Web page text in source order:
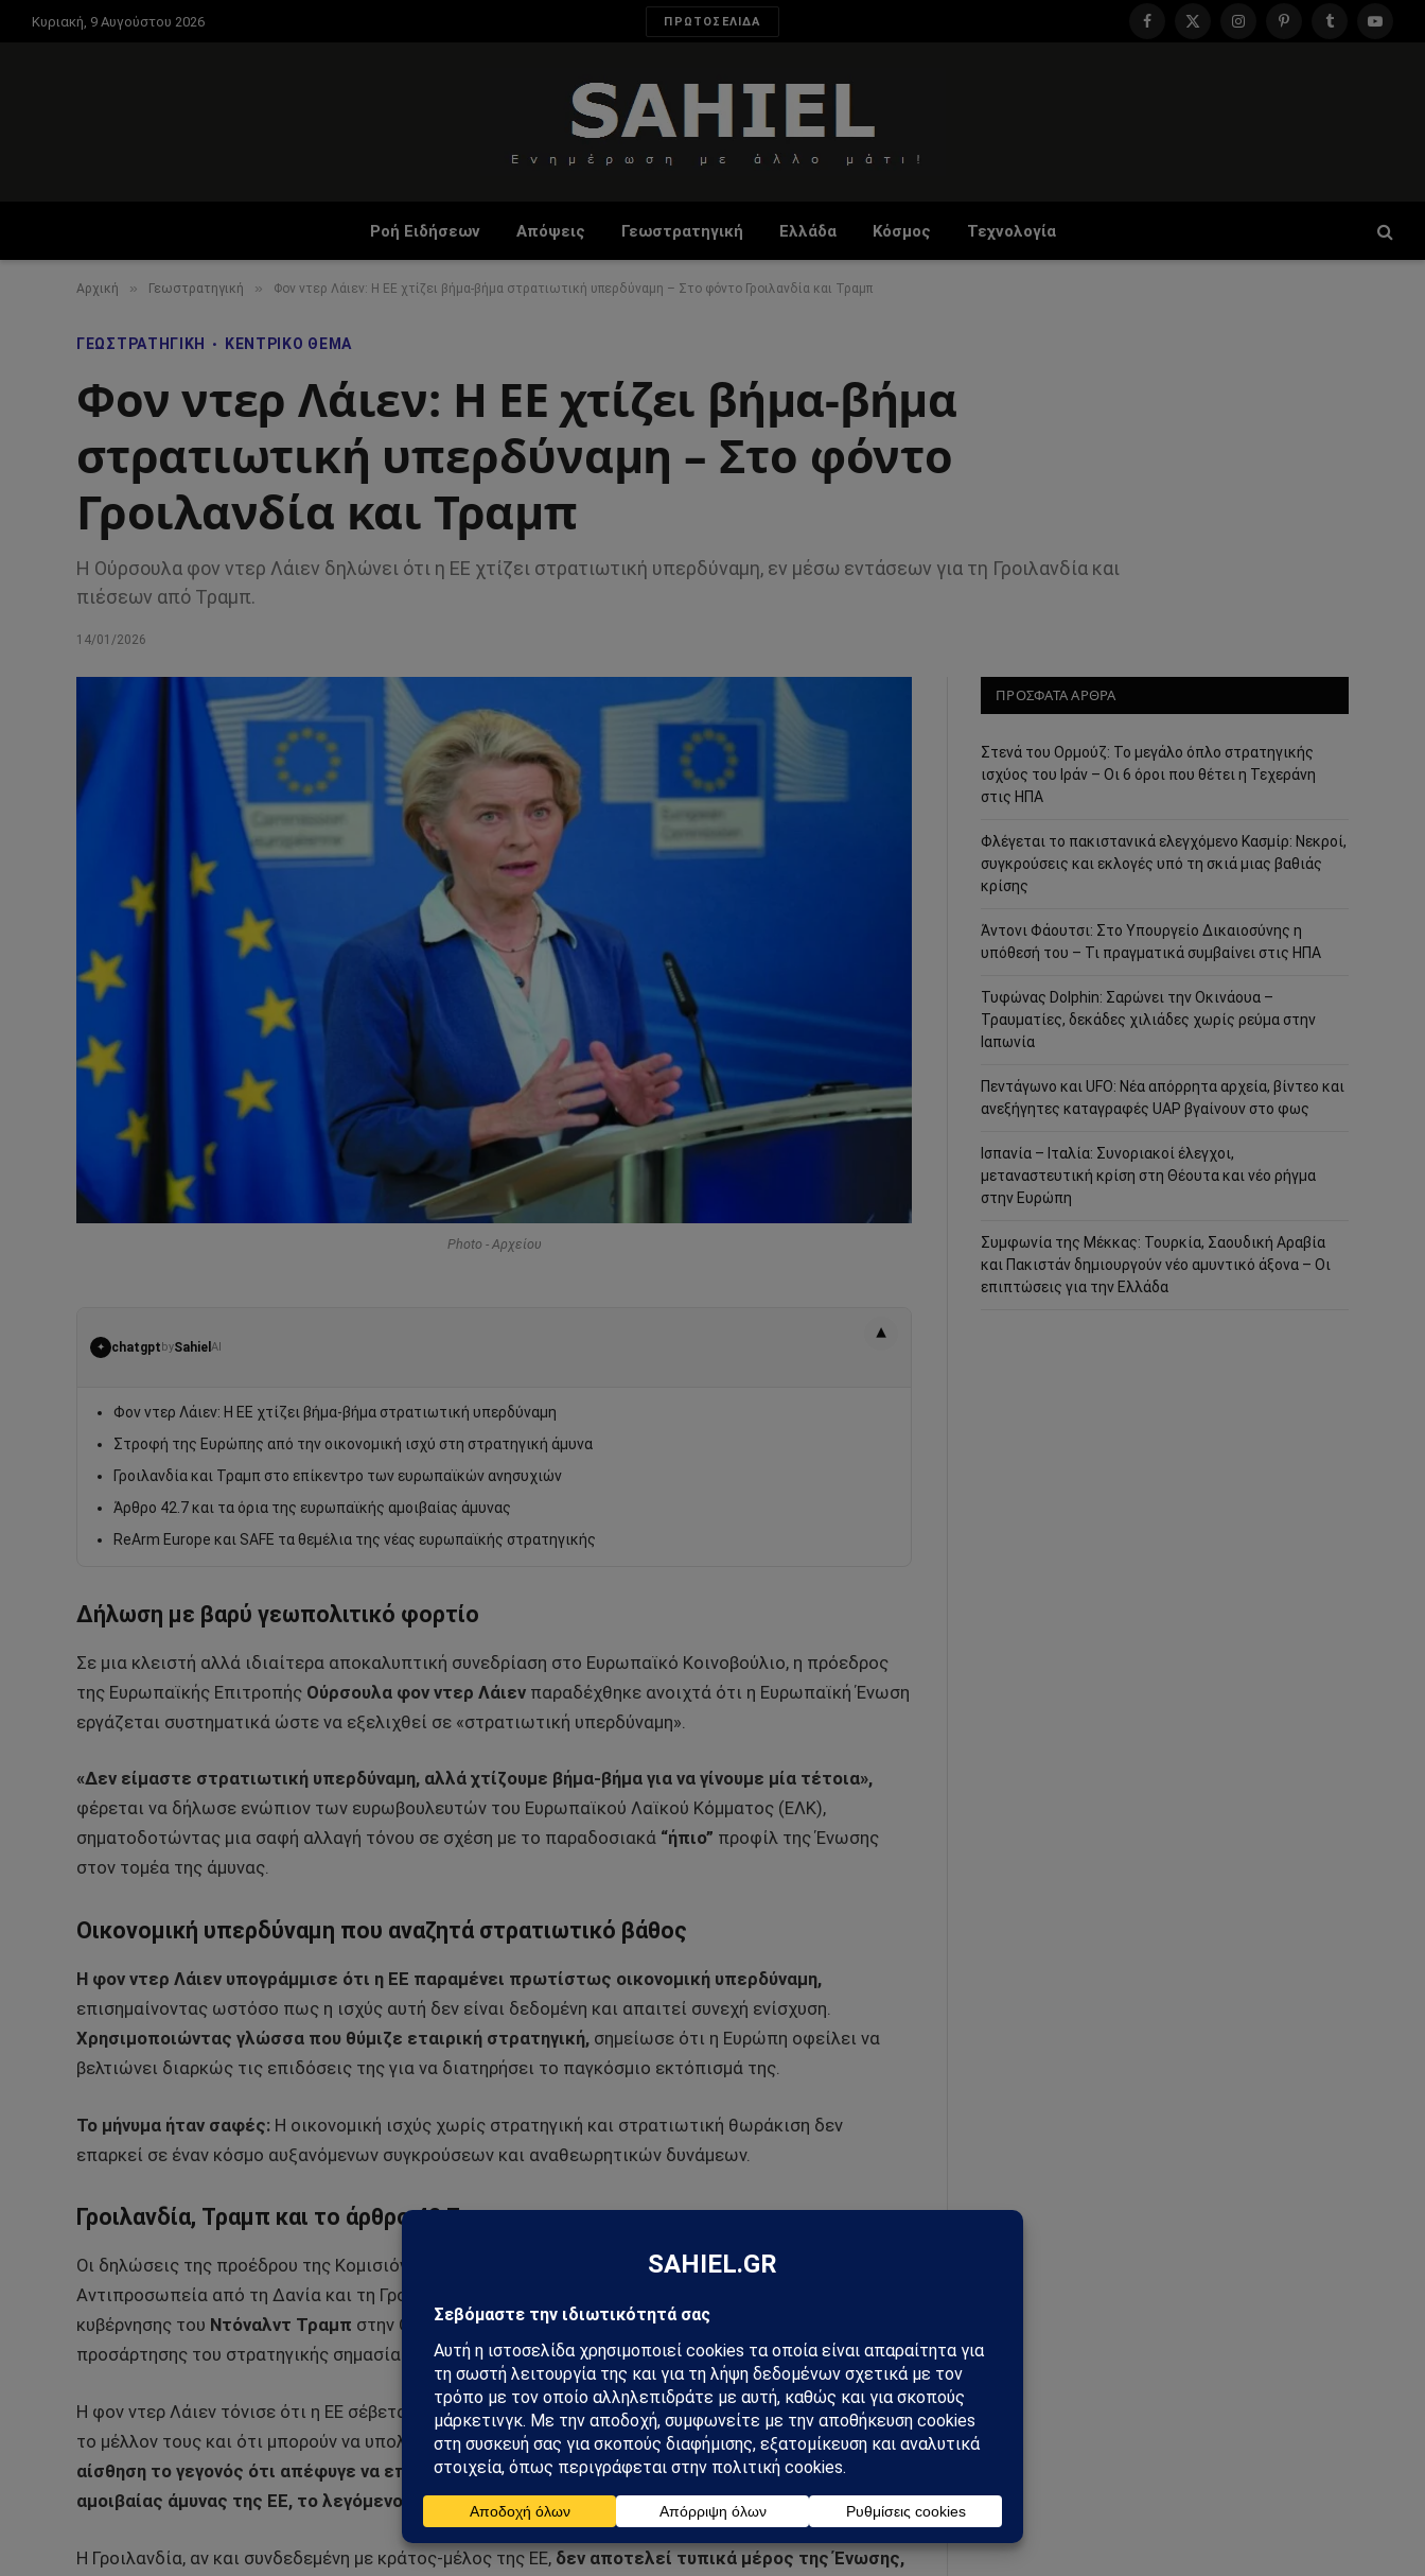
Κυριακή, 9 Αυγούστου 2026 ΠΡΩΤΟΣΕΛΙΔΑ
Facebook
X
InstagramPinterestTumblr
Ροή Ειδήσεων Απόψεις Γεωστρατηγική Ελλάδα Κόσμος Τεχνολογία
Αρχική » Γεωστρατηγική » Φον ντερ Λάιεν: Η ΕΕ χτίζει βήμα-βήμα στρατιωτική υπερδύναμη – Στο φόντο Γροιλανδία και Τραμπ
ΓΕΩΣΤΡΑΤΗΓΙΚΉ ΚΕΝΤΡΙΚΌ ΘΈΜΑ
Φον ντερ Λάιεν: Η ΕΕ χτίζει βήμα-βήμα
στρατιωτική υπερδύναμη – Στο φόντο
Γροιλανδία και Τραμπ
Η Ούρσουλα φον ντερ Λάιεν δηλώνει ότι η ΕΕ χτίζει στρατιωτική υπερδύναμη, εν μέσω εντάσεων για τη Γροιλανδία και
πιέσεων από Τραμπ.
14/01/2026
Photo - Αρχείου
✦ chatgpt bySahiel AI
▾
Φον ντερ Λάιεν: Η ΕΕ χτίζει βήμα-βήμα στρατιωτική υπερδύναμη
Στροφή της Ευρώπης από την οικονομική ισχύ στη στρατηγική άμυνα
Γροιλανδία και Τραμπ στο επίκεντρο των ευρωπαϊκών ανησυχιών
Άρθρο 42.7 και τα όρια της ευρωπαϊκής αμοιβαίας άμυνας
ReArm Europe και SAFE τα θεμέλια της νέας ευρωπαϊκής στρατηγικής
Δήλωση με βαρύ γεωπολιτικό φορτίο
Σε μια κλειστή αλλά ιδιαίτερα αποκαλυπτική συνεδρίαση στο Ευρωπαϊκό Κοινοβούλιο, η πρόεδρος
της Ευρωπαϊκής Επιτροπής Ούρσουλα φον ντερ Λάιεν παραδέχθηκε ανοιχτά ότι η Ευρωπαϊκή Ένωση
εργάζεται συστηματικά ώστε να εξελιχθεί σε «στρατιωτική υπερδύναμη».
«Δεν είμαστε στρατιωτική υπερδύναμη, αλλά χτίζουμε βήμα-βήμα για να γίνουμε μία τέτοια»,
φέρεται να δήλωσε ενώπιον των ευρωβουλευτών του Ευρωπαϊκού Λαϊκού Κόμματος (ΕΛΚ),
σηματοδοτώντας μια σαφή αλλαγή τόνου σε σχέση με το παραδοσιακά “ήπιο” προφίλ της Ένωσης
στον τομέα της άμυνας.
Οικονομική υπερδύναμη που αναζητά στρατιωτικό βάθος
Η φον ντερ Λάιεν υπογράμμισε ότι η ΕΕ παραμένει πρωτίστως οικονομική υπερδύναμη,
επισημαίνοντας ωστόσο πως η ισχύς αυτή δεν είναι δεδομένη και απαιτεί συνεχή ενίσχυση.
Χρησιμοποιώντας γλώσσα που θύμιζε εταιρική στρατηγική, σημείωσε ότι η Ευρώπη οφείλει να
βελτιώνει διαρκώς τις επιδόσεις της για να διατηρήσει το παγκόσμιο εκτόπισμά της.
Το μήνυμα ήταν σαφές: Η οικονομική ισχύς χωρίς στρατηγική και στρατιωτική θωράκιση δεν
επαρκεί σε έναν κόσμο αυξανόμενων συγκρούσεων και αναθεωρητικών δυνάμεων.
Γροιλανδία, Τραμπ και το άρθρο 42.7
Οι δηλώσεις της προέδρου της Κομισιόν έγιναν σε μια εξαιρετικά ευαίσθητη χρονική στιγμή.
Αντιπροσωπεία από τη Δανία και τη Γροιλανδία ετοιμάζεται να συναντήσει υψηλόβαθμα στελέχη της
κυβέρνησης του Ντόναλντ Τραμπ στην Ουάσινγκτον, εν μέσω αμερικανικών απειλών περί
προσάρτησης του στρατηγικής σημασίας, πλούσιου σε ορυκτά νησιού.
Η φον ντερ Λάιεν τόνισε ότι η ΕΕ σέβεται το δικαίωμα των Γροιλανδών να αποφασίσουν οι ίδιοι για
το μέλλον τους και ότι μπορούν να υπολογίζουν στην ευρωπαϊκή στήριξη.Ωστόσο, προκάλεσε
αίσθηση το γεγονός ότι απέφυγε να επιβεβαιώσει αν η Γροιλανδία καλύπτεται από τη ρήτρα
αμοιβαίας άμυνας της ΕΕ, το λεγόμενο Άρθρο 42.7.
Η Γροιλανδία, αν και συνδεδεμένη με κράτος-μέλος της ΕΕ, δεν αποτελεί τυπικά μέρος της Ένωσης,
ΠΡΟΣΦΑΤΑ ΑΡΘΡΑ
Στενά του Ορμούζ: Το μεγάλο όπλο στρατηγικής
ισχύος του Ιράν – Οι 6 όροι που θέτει η Τεχεράνη
στις ΗΠΑ
Φλέγεται το πακιστανικά ελεγχόμενο Κασμίρ: Νεκροί,
συγκρούσεις και εκλογές υπό τη σκιά μιας βαθιάς
κρίσης
Άντονι Φάουτσι: Στο Υπουργείο Δικαιοσύνης η
υπόθεσή του – Τι πραγματικά συμβαίνει στις ΗΠΑ
Τυφώνας Dolphin: Σαρώνει την Οκινάουα –
Τραυματίες, δεκάδες χιλιάδες χωρίς ρεύμα στην
Ιαπωνία
Πεντάγωνο και UFO: Νέα απόρρητα αρχεία, βίντεο και
ανεξήγητες καταγραφές UAP βγαίνουν στο φως
Ισπανία – Ιταλία: Συνοριακοί έλεγχοι,
μεταναστευτική κρίση στη Θέουτα και νέο ρήγμα
στην Ευρώπη
Συμφωνία της Μέκκας: Τουρκία, Σαουδική Αραβία
και Πακιστάν δημιουργούν νέο αμυντικό άξονα – Οι
επιπτώσεις για την Ελλάδα